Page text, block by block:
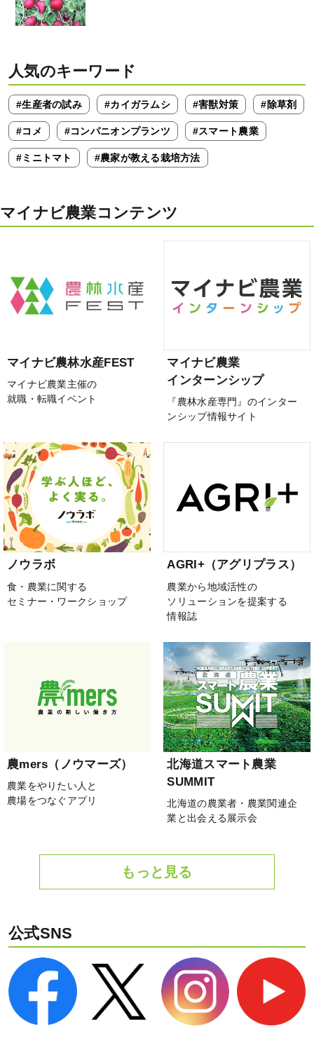
人気のキーワード
#生産者の試み #カイガラムシ #害獣対策 #除草剤
#コメ #コンパニオンプランツ #スマート農業
#ミニトマト #農家が教える栽培方法
マイナビ農業コンテンツ
マイナビ農林水産FEST
マイナビ農業主催の
就職・転職イベント
マイナビ農業
インターンシップ
『農林水産専門』のインター
ンシップ情報サイト
ノウラボ
食・農業に関する
セミナー・ワークショップ
AGRI+（アグリプラス）
農業から地域活性の
ソリューションを提案する
情報誌
農mers（ノウマーズ）
農業をやりたい人と
農場をつなぐアプリ
北海道スマート農業
SUMMIT
北海道の農業者・農業関連企
業と出会える展示会
もっと見る
公式SNS